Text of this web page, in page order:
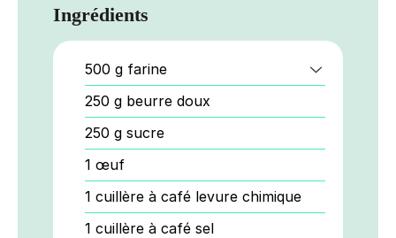
Ingrédients
500 g farine
250 g beurre doux
250 g sucre
1 œuf
1 cuillère à café levure chimique
1 cuillère à café sel